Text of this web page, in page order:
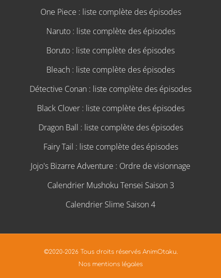
One Piece : liste complète des épisodes
Naruto : liste complète des épisodes
Boruto : liste complète des épisodes
Bleach : liste complète des épisodes
Détective Conan : liste complète des épisodes
Black Clover : liste complète des épisodes
Dragon Ball : liste complète des épisodes
Fairy Tail : liste complète des épisodes
Jojo's Bizarre Adventure : Ordre de visionnage
Calendrier Mushoku Tensei Saison 3
Calendrier Slime Saison 4
©2020-2026 Tous droits réservés AnimOtaku.
Nos mentions légales